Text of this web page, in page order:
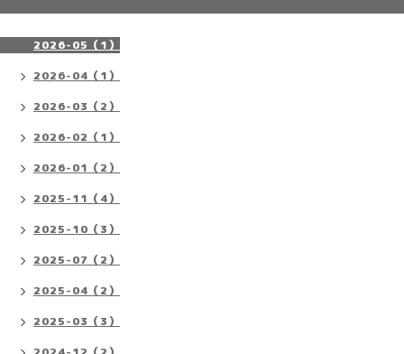
2026-05（1）
2026-04（1）
2026-03（2）
2026-02（1）
2026-01（2）
2025-11（4）
2025-10（3）
2025-07（2）
2025-04（2）
2025-03（3）